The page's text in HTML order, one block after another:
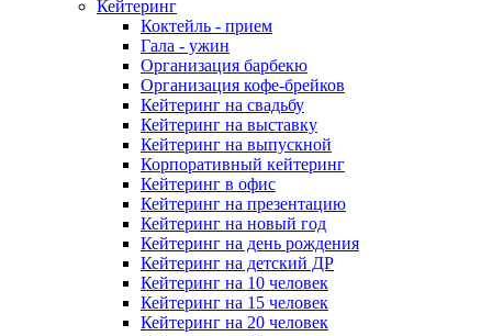
Кейтеринг
Коктейль - прием
Гала - ужин
Организация барбекю
Организация кофе-брейков
Кейтеринг на свадьбу
Кейтеринг на выставку
Кейтеринг на выпускной
Корпоративный кейтеринг
Кейтеринг в офис
Кейтеринг на презентацию
Кейтеринг на новый год
Кейтеринг на день рождения
Кейтеринг на детский ДР
Кейтеринг на 10 человек
Кейтеринг на 15 человек
Кейтеринг на 20 человек